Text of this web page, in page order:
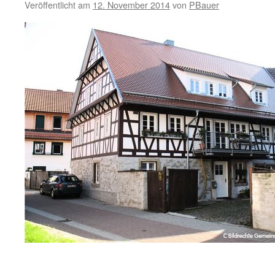
Veröffentlicht am 12. November 2014von PBauer